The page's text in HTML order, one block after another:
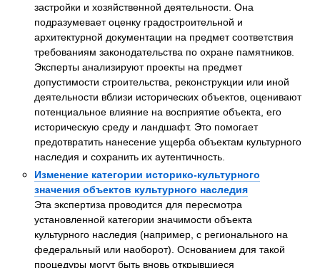
застройки и хозяйственной деятельности. Она
подразумевает оценку градостроительной и
архитектурной документации на предмет соответствия
требованиям законодательства по охране памятников.
Эксперты анализируют проекты на предмет
допустимости строительства, реконструкции или иной
деятельности вблизи исторических объектов, оценивают
потенциальное влияние на восприятие объекта, его
историческую среду и ландшафт. Это помогает
предотвратить нанесение ущерба объектам культурного
наследия и сохранить их аутентичность.
Изменение категории историко-культурного
значения объектов культурного наследия
Эта экспертиза проводится для пересмотра
установленной категории значимости объекта
культурного наследия (например, с регионального на
федеральный или наоборот). Основанием для такой
процедуры могут быть вновь открывшиеся